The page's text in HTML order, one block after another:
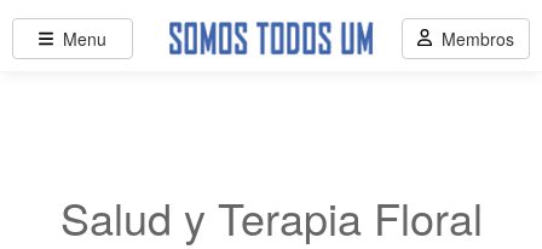
Salud y Terapia Floral
Menu Membros